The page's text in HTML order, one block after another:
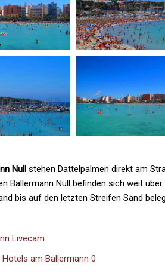
Null stehen Dattelpalmen direkt am
Ballermann Null befinden sich weit
bis auf den letzten Streifen Sand
Livecam
Hotels am Ballermann 0